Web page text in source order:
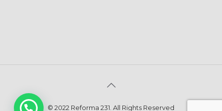
© 2022 Reforma 231. All Rights Reserved